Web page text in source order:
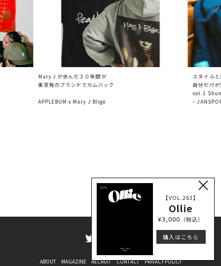
Mary J が歩んだ３０年間が
東京発のブランドでカムバック
APPLEBUM x Mary J Blige
スタイル
自分だけ
vol.1
–
ABOUT MAGAZINE RECRUIT CONTACT PRIVACY POLICY
【VOL.263】
Ollie
¥3,000 （税込）
購入はこちら
×